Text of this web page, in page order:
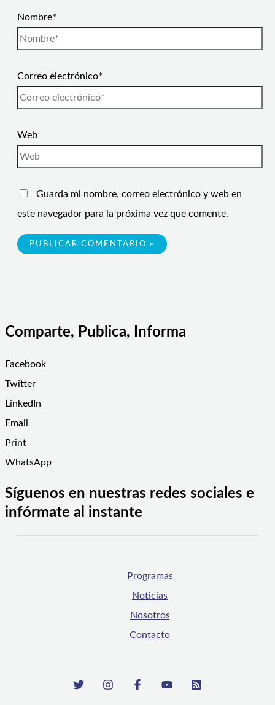
Nombre*
Correo electrónico*
Web
Guarda mi nombre, correo electrónico y web en
este navegador para la próxima vez que comente.
Comparte, Publica, Informa
Facebook
Twitter
LinkedIn
Email
Print
WhatsApp
Síguenos en nuestras redes sociales e
infórmate al instante
Programas
Noticias
Nosotros
Contacto